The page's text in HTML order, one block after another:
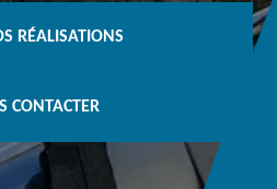
RÉALISATIONS
CONTACTER